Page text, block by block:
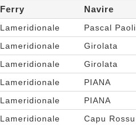
Ferry Navire
Lameridionale
Pascal Paoli
Lameridionale
Girolata
Lameridionale
Girolata
Lameridionale
PIANA
Lameridionale
PIANA
Lameridionale
Capu Rossu